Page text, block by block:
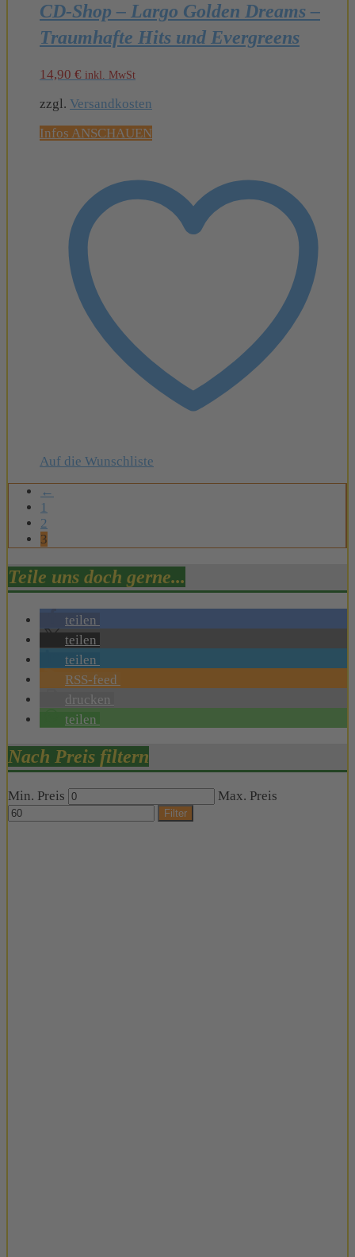
CD-Shop – Largo Golden Dreams –
Traumhafte Hits und Evergreens
14,90 € inkl. MwSt
zzgl. Versandkosten
Infos ANSCHAUEN
Auf die Wunschliste
←
1
2
3
Teile uns doch gerne...
teilen
teilen
teilen
RSS-feed
drucken
teilen
Nach Preis filtern
Min. Preis Max. Preis
Filter